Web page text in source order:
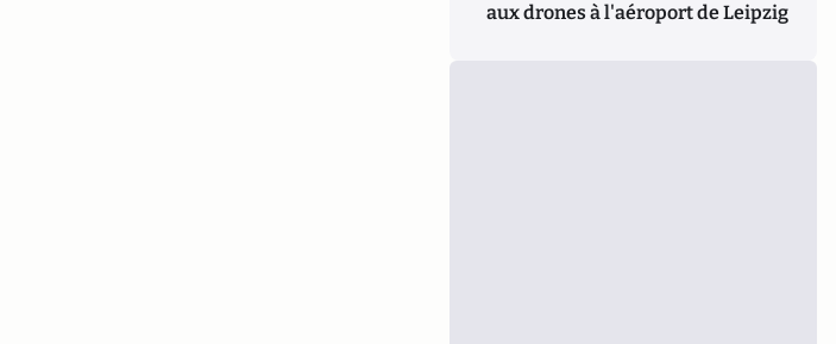
aux drones à l'aéroport de Leipzig